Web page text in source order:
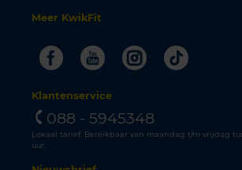
Meer KwikFit
FacebookYoutubeInstagram
Tiktok
Klantenservice
088 - 5945348
Lokaal tarief. Bereikbaar van maandag t/m vrijdag
uur.